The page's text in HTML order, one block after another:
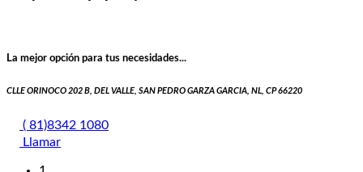
La mejor opción para tus necesidades...
CLLE ORINOCO 202 B, DEL VALLE, SAN PEDRO GARZA GARCIA, NL, CP 66220
( 81)8342 1080
Llamar